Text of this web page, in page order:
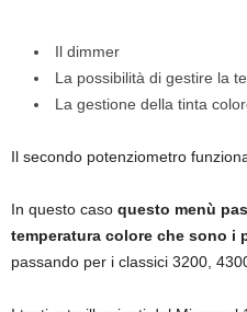
Il dimmer
La possibilità di gestire la
La gestione della tinta
Il secondo potenziometro
In questo caso questo menù
temperatura colore che sono i
passando per i classici 3200,